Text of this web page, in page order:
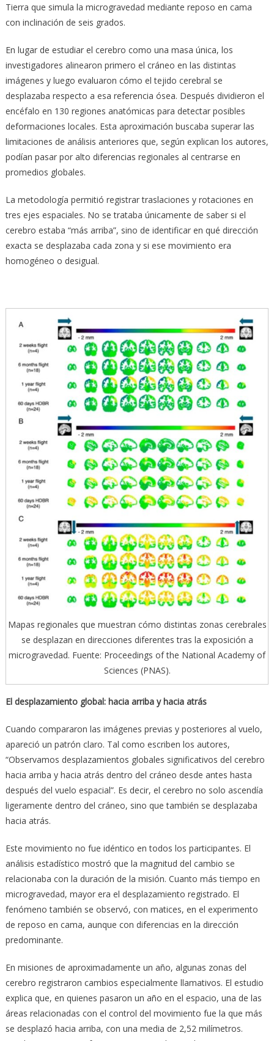
Tierra que simula la microgravedad mediante reposo en cama
con inclinación de seis grados.
En lugar de estudiar el cerebro como una masa única, los
investigadores alinearon primero el cráneo en las distintas
imágenes y luego evaluaron cómo el tejido cerebral se
desplazaba respecto a esa referencia ósea. Después dividieron el
encéfalo en 130 regiones anatómicas para detectar posibles
deformaciones locales. Esta aproximación buscaba superar las
limitaciones de análisis anteriores que, según explican los autores,
podían pasar por alto diferencias regionales al centrarse en
promedios globales.
La metodología permitió registrar traslaciones y rotaciones en
tres ejes espaciales. No se trataba únicamente de saber si el
cerebro estaba “más arriba”, sino de identificar en qué dirección
exacta se desplazaba cada zona y si ese movimiento era
homogéneo o desigual.
Mapas regionales que muestran cómo distintas zonas cerebrales
se desplazan en direcciones diferentes tras la exposición a
microgravedad. Fuente: Proceedings of the National Academy of
Sciences (PNAS).
El desplazamiento global: hacia arriba y hacia atrás
Cuando compararon las imágenes previas y posteriores al vuelo,
apareció un patrón claro. Tal como escriben los autores,
“Observamos desplazamientos globales significativos del cerebro
hacia arriba y hacia atrás dentro del cráneo desde antes hasta
después del vuelo espacial”. Es decir, el cerebro no solo ascendía
ligeramente dentro del cráneo, sino que también se desplazaba
hacia atrás.
Este movimiento no fue idéntico en todos los participantes. El
análisis estadístico mostró que la magnitud del cambio se
relacionaba con la duración de la misión. Cuanto más tiempo en
microgravedad, mayor era el desplazamiento registrado. El
fenómeno también se observó, con matices, en el experimento
de reposo en cama, aunque con diferencias en la dirección
predominante.
En misiones de aproximadamente un año, algunas zonas del
cerebro registraron cambios especialmente llamativos. El estudio
explica que, en quienes pasaron un año en el espacio, una de las
áreas relacionadas con el control del movimiento fue la que más
se desplazó hacia arriba, con una media de 2,52 milímetros.